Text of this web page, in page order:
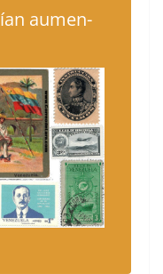
aumen­